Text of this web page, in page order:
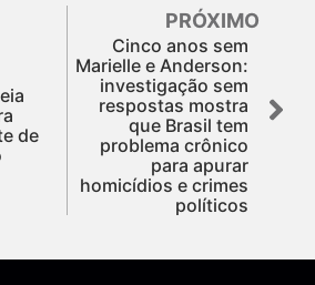
de
PRÓXIMO
Cinco anos sem
Marielle e Anderson:
investigação sem
respostas mostra
que Brasil tem
problema crônico
para apurar
homicídios e crimes
políticos